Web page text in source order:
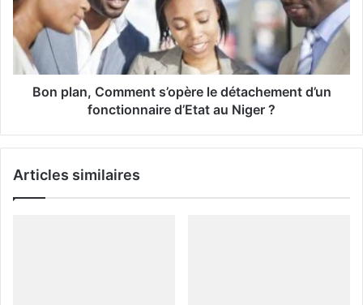
Bon plan, Comment s’opère le détachement d’un
fonctionnaire d’Etat au Niger ?
Articles similaires